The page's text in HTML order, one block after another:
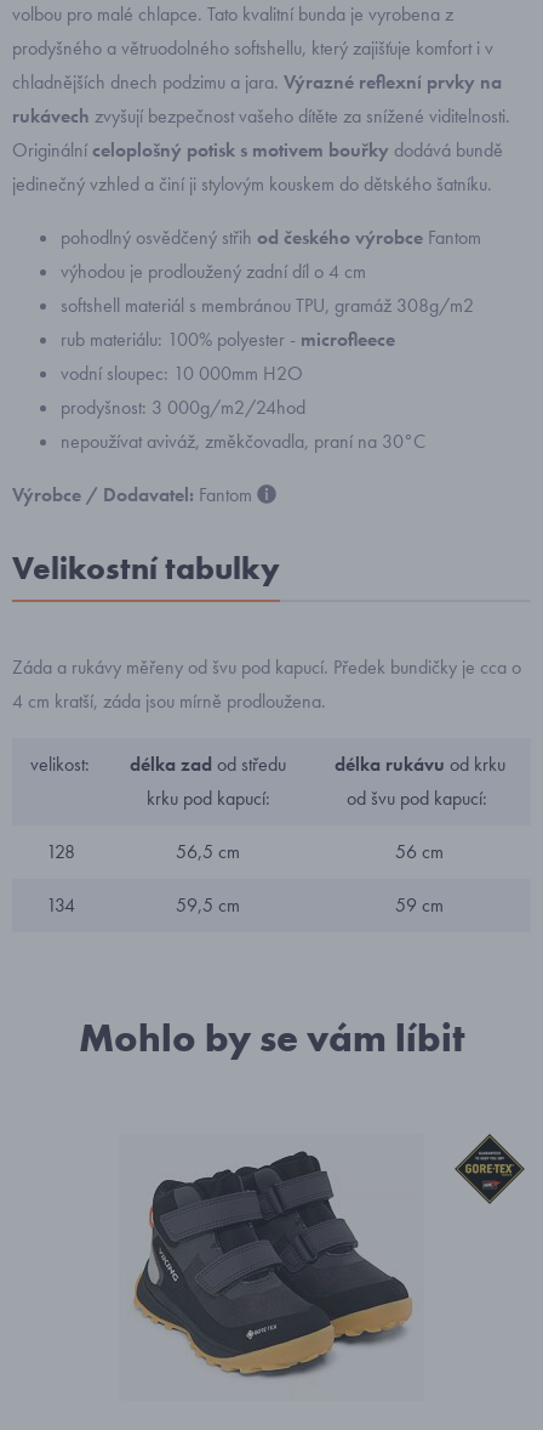
volbou pro malé chlapce. Tato kvalitní bunda je vyrobena z
prodyšného a větruodolného softshellu, který zajišťuje komfort i v
chladnějších dnech podzimu a jara. Výrazné reflexní prvky na
rukávech zvyšují bezpečnost vašeho dítěte za snížené viditelnosti.
Originálníceloplošný potisk s motivem bouřky dodává bundě
jedinečný vzhled a činí ji stylovým kouskem do dětského šatníku.
pohodlný osvědčený střih od českého výrobce Fantom
výhodou je prodloužený zadní díl o 4 cm
softshell materiál s membránou TPU, gramáž 308g/m2
rub materiálu: 100% polyester - microfleece
vodní sloupec: 10 000mm H2O
prodyšnost: 3 000g/m2/24hod
nepoužívat aviváž, změkčovadla, praní na 30°C
Výrobce / Dodavatel: Fantom
Velikostní tabulky
Záda a rukávy měřeny od švu pod kapucí. Předek bundičky je cca o
4 cm kratší, záda jsou mírně prodloužena.
velikost: délka zad od středu
krku pod kapucí:
délka rukávu od krku
od švu pod kapucí:
128 56,5 cm 56 cm
134 59,5 cm 59 cm
Mohlo by se vám líbit